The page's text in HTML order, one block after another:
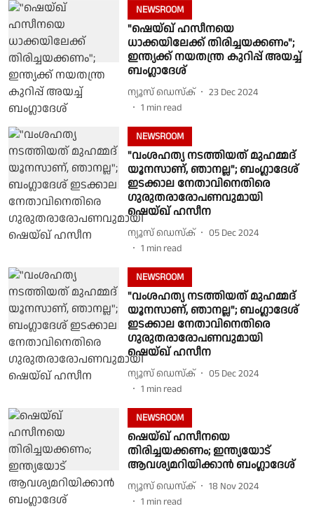
NEWSROOM
"ഷെയ്ഖ് ഹസീനയെ
ധാക്കയിലേക്ക് തിരിച്ചയക്കണം";
ഇന്ത്യക്ക് നയതന്ത്ര കുറിപ്പ് അയച്ച്
ബംഗ്ലാദേശ്
ന്യൂസ് ഡെസ്ക്
23 Dec 2024
1 min read
NEWSROOM
"വംശഹത്യ നടത്തിയത് മുഹമ്മദ്
യൂനസാണ്, ഞാനല്ല"; ബംഗ്ലാദേശ്
ഇടക്കാല നേതാവിനെതിരെ
ഗുരുതരാരോപണവുമായി
ഷെയ്ഖ് ഹസീന
ന്യൂസ് ഡെസ്ക്
05 Dec 2024
1 min read
NEWSROOM
"വംശഹത്യ നടത്തിയത് മുഹമ്മദ്
യൂനസാണ്, ഞാനല്ല"; ബംഗ്ലാദേശ്
ഇടക്കാല നേതാവിനെതിരെ
ഗുരുതരാരോപണവുമായി
ഷെയ്ഖ് ഹസീന
ന്യൂസ് ഡെസ്ക്
05 Dec 2024
1 min read
NEWSROOM
ഷെയ്ഖ് ഹസീനയെ
തിരിച്ചയക്കണം; ഇന്ത്യയോട്
ആവശ്യമറിയിക്കാൻ ബംഗ്ലാദേശ്
ന്യൂസ് ഡെസ്ക്
18 Nov 2024
1 min read